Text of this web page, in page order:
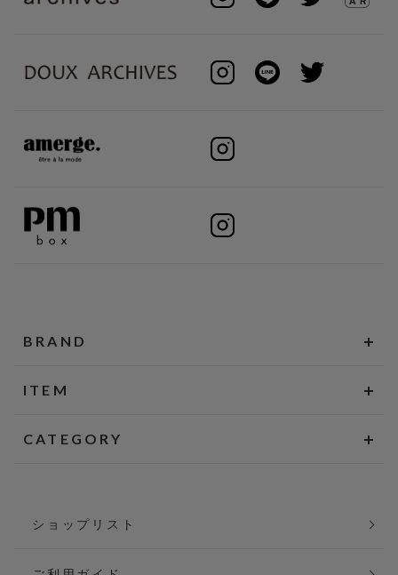
BRAND
ITEM
CATEGORY
ショップリスト